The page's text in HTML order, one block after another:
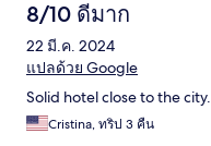
8/10 ดีมาก
22 มี.ค. 2024
แปลด้วย Google
Solid hotel close to the city.
Cristina, ทริป 3 คืน